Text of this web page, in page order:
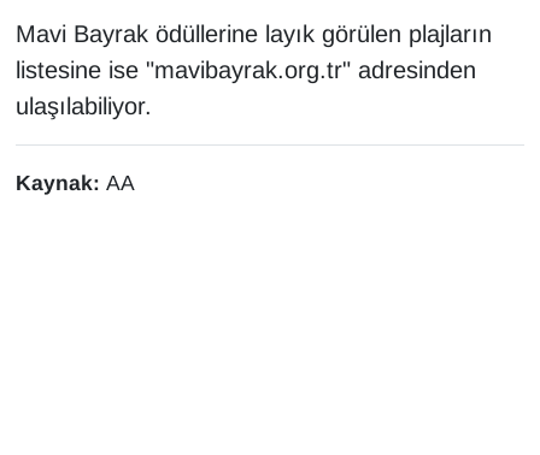
Mavi Bayrak ödüllerine layık görülen plajların
listesine ise "mavibayrak.org.tr" adresinden
ulaşılabiliyor.
Kaynak: AA